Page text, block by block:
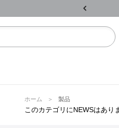
ホーム 製品
このカテゴリにNEWSはあり